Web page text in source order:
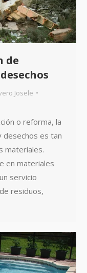
de
Josele
o reforma, la
es tan
materiales.
en materiales
servicio
residuos,